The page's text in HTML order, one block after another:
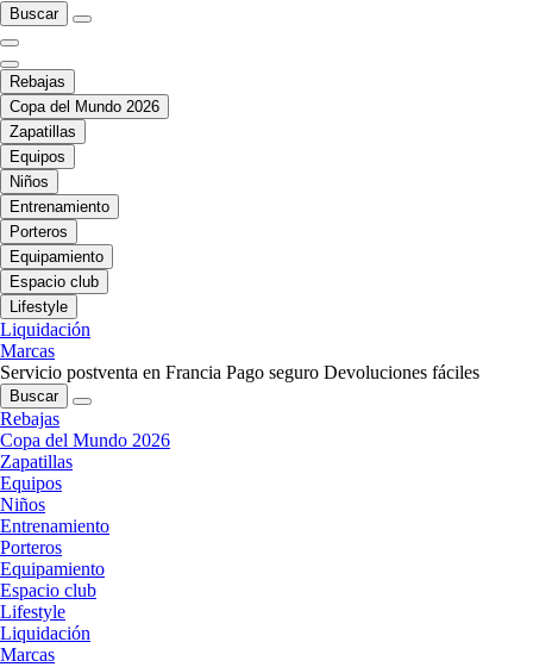
Buscar
Rebajas
Copa del Mundo 2026
Zapatillas
Equipos
Niños
Entrenamiento
Porteros
Equipamiento
Espacio club
Lifestyle
Liquidación
Marcas
Servicio postventa en Francia Pago seguro Devoluciones fáciles
Buscar
Rebajas
Copa del Mundo 2026
Zapatillas
Equipos
Niños
Entrenamiento
Porteros
Equipamiento
Espacio club
Lifestyle
Liquidación
Marcas